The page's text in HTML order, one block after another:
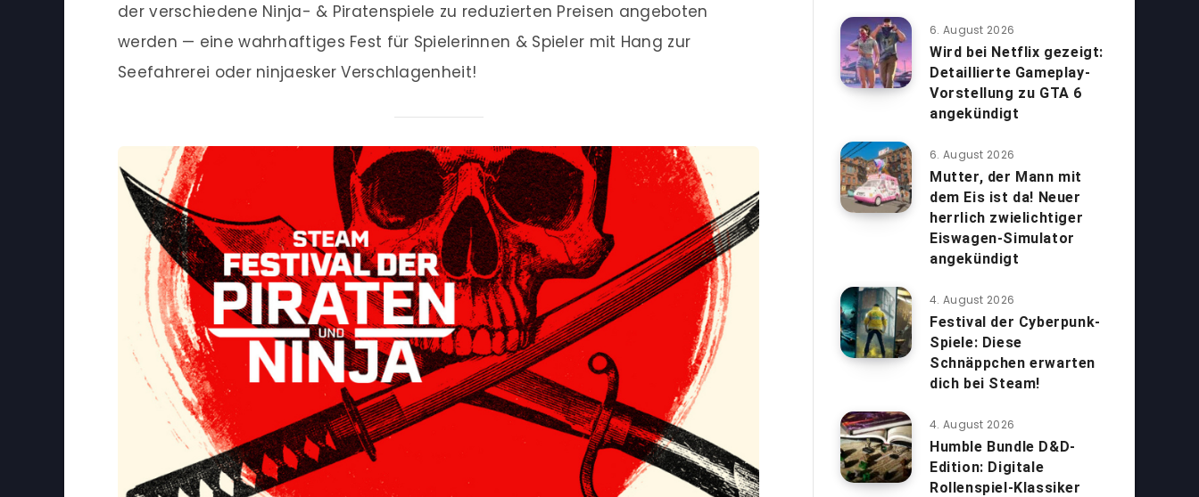
der verschiedene Ninja- & Piratenspiele zu reduzierten Preisen angeboten
werden — eine wahrhaftiges Fest für Spielerinnen & Spieler mit Hang zur
Seefahrerei oder ninjaesker Verschlagenheit!
6. August 2026
Wird bei Netflix gezeigt:
Detaillierte Gameplay-
Vorstellung zu GTA 6
angekündigt
6. August 2026
Mutter, der Mann mit
dem Eis ist da! Neuer
herrlich zwielichtiger
Eiswagen-Simulator
angekündigt
4. August 2026
Festival der Cyberpunk-
Spiele: Diese
Schnäppchen erwarten
dich bei Steam!
4. August 2026
Humble Bundle D&D-
Edition: Digitale
Rollenspiel-Klassiker